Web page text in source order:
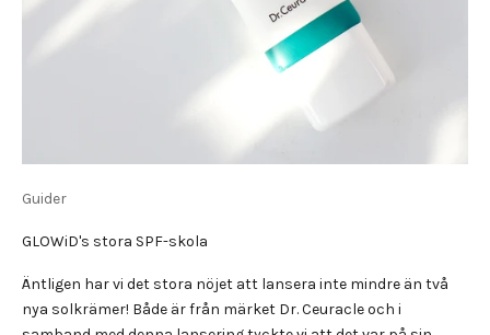
Guider
GLOWiD's stora SPF-skola
Äntligen har vi det stora nöjet att lansera inte mindre än två
nya solkrämer! Både är från märket Dr. Ceuracle och i